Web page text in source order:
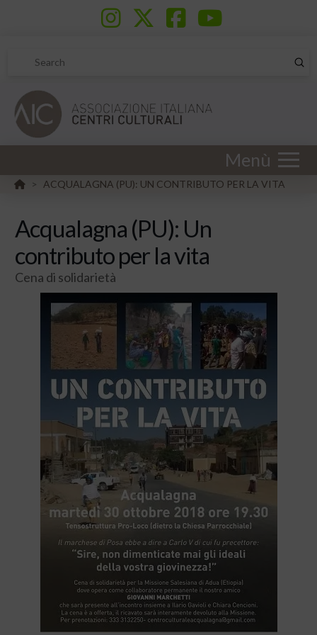
Search
Menù
HOME
> ACQUALAGNA (PU): UN CONTRIBUTO PER LA VITA
Acqualagna (PU): Un
contributo per la vita
Cena di solidarietà